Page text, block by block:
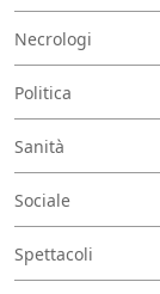
Necrologi
Politica
Sanità
Sociale
Spettacoli